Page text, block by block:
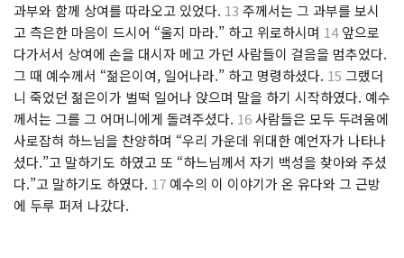
과부와 함께 상여를 따라오고 있었다. 13 주께서는 그 과부를 보시
고 측은한 마음이 드시어 “울지 마라.” 하고 위로하시며 14앞으로
다가서서 상여에 손을 대시자 메고 가던 사람들이 걸음을 멈추었다.
그 때 예수께서 “젊은이여, 일어나라.” 하고 명령하셨다. 15 그랬더
니 죽었던 젊은이가 벌떡 일어나 앉으며 말을 하기 시작하였다. 예수
께서는 그를 그 어머니에게 돌려주셨다. 16사람들은 모두 두려움에
사로잡혀 하느님을 찬양하며 “우리 가운데 위대한 예언자가 나타나
셨다.”고 말하기도 하였고 또 “하느님께서 자기 백성을 찾아와 주셨
다.”고 말하기도 하였다. 17 예수의 이 이야기가 온 유다와 그 근방
에 두루 퍼져 나갔다.